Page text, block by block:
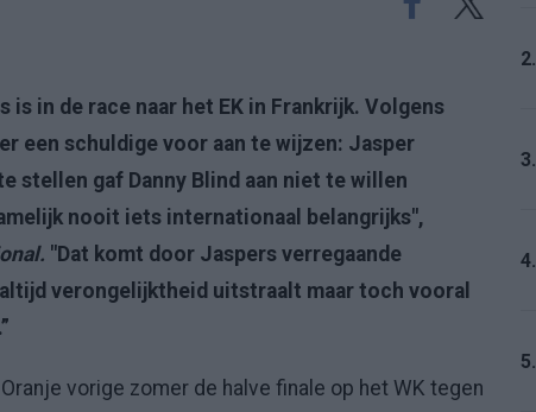
is in de race naar het EK in Frankrijk. Volgens
een schuldige voor aan te wijzen: Jasper
stellen gaf Danny Blind aan niet te willen
nooit iets internationaal belangrijks",
"Dat komt door Jaspers verregaande
verongelijktheid uitstraalt maar toch vooral
vorige zomer de halve finale op het WK tegen
2.
3.
4.
5.